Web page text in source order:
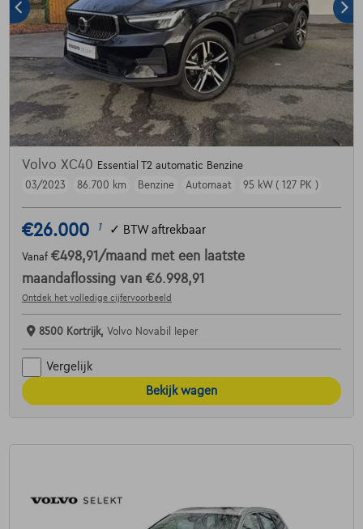
Volvo XC40 Essential T2 automatic Benzine
03/2023
86.700 km Benzine Automaat 95 kW ( 127 PK )
€26.000 1 ✓ BTW aftrekbaar
Vanaf €498,91 /maand met een laatste
maandaflossing van €6.998,91
Ontdek het volledige cijfervoorbeeld
8500 Kortrijk, Volvo Novabil Ieper
Vergelijk
Bekijk wagen